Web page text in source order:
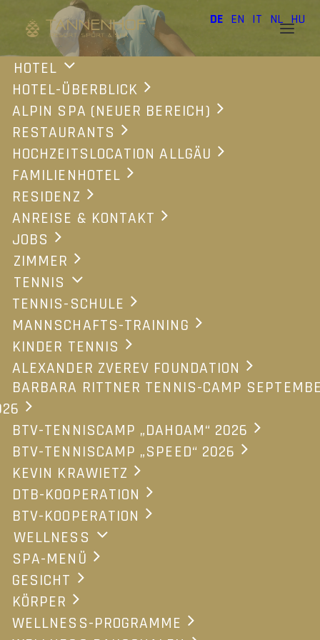
HOTEL
HOTEL-ÜBERBLICK
ALPIN SPA (NEUER BEREICH)
RESTAURANTS
HOCHZEITSLOCATION ALLGÄU
FAMILIENHOTEL
RESIDENZ
ANREISE & KONTAKT
JOBS
ZIMMER
TENNIS
TENNIS-SCHULE
MANNSCHAFTS-TRAINING
KINDER TENNIS
ALEXANDER ZVEREV FOUNDATION
BARBARA RITTNER TENNIS-CAMP
BTV-TENNISCAMP „DAHOAM“ 2026
BTV-TENNISCAMP „SPEED“ 2026
KEVIN KRAWIETZ
DTB-KOOPERATION
BTV-KOOPERATION
WELLNESS
SPA-MENÜ
GESICHT
KÖRPER
WELLNESS-PROGRAMME
GOLF PAUSCHALEN
2026
Get The Hole
2 Nächte Golf intensiv
2 Übernachtungen inklusiv Verwöhn-Pension im
Zeitraum von Sonntag bis Freitag
2 Green-Fee im GC Bodensee-Weißensberg oder im
GC Steibis oder im GC Sulzberg-Riefensberg (von
Montag bis Donnerstag)
Tannenhof-Inklusivleistungen
Zimmer-Auswahl
DZ Residenz Komfort
DZ Komfort
DZ Alpin
ab 570,-
DE EN IT NL HU